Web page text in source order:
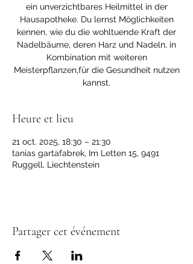
ein unverzichtbares Heilmittel in der
Hausapotheke. Du lernst Möglichkeiten
kennen, wie du die wohltuende Kraft der
Nadelbäume, deren Harz und Nadeln, in
Kombination mit weiteren
Meisterpflanzen,für die Gesundheit nutzen
kannst.
Heure et lieu
21 oct. 2025, 18:30 – 21:30
tanias gartafabrek, Im Letten 15, 9491
Ruggell, Liechtenstein
Partager cet événement